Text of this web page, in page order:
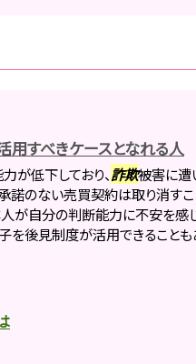
用すべきケースとなれる人
が低下しており、詐欺被害に遭
承諾のない売買契約は取り消す
人が自分の判断能力に不安を
を後見制度が活用できることも